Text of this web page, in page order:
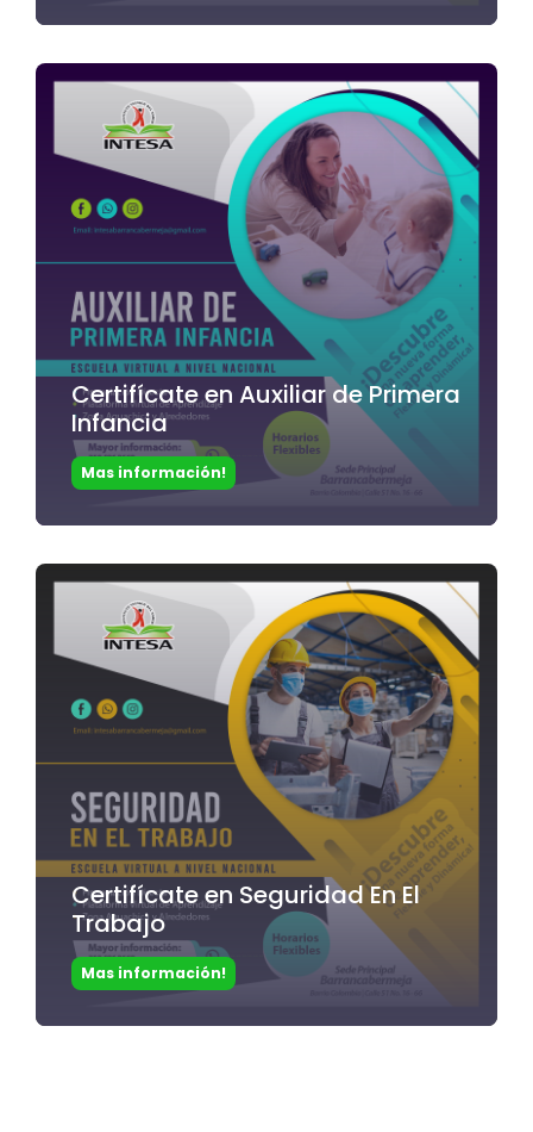
Certifícate en Auxiliar de Primera
Infancia
Mas información!
Certifícate en Seguridad En El
Trabajo
Mas información!